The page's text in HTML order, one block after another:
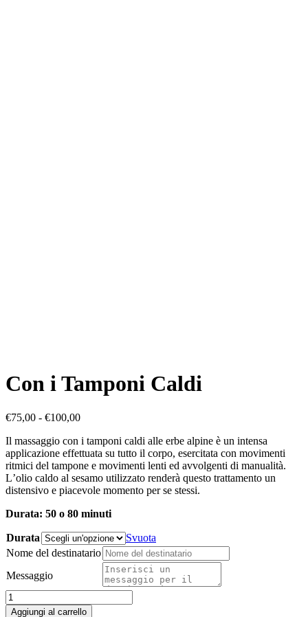
Con i Tamponi Caldi
€75,00 - €100,00Fascia
prezzo:
da
€75,00
a
€100,00
Il massaggio con i tamponi caldi alle erbe alpine è un intensa
applicazione effettuata su tutto il corpo, esercitata con movimenti
ritmici del tampone e movimenti lenti ed avvolgenti di manualità.
Lʼolio caldo al sesamo utilizzato renderà questo trattamento un
distensivo e piacevole momento per se stessi.
Durata: 50 o 80 minuti
Durata
Svuota
Nome del destinatario
Messaggio
Con
i Aggiungi al carrello